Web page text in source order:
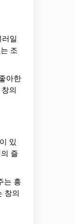
일
조
아한
의
있
즐
는 흥
창의